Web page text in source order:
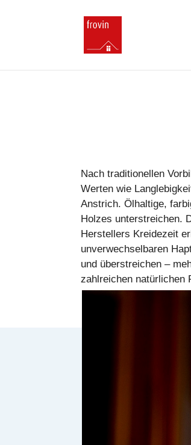
Nach traditionellen
Werten wie
Anstrich. Ölhaltige,
Holzes unterstreichen.
Herstellers Kreidezeit
unverwechselbaren
und überstreichen –
zahlreichen natürlichen